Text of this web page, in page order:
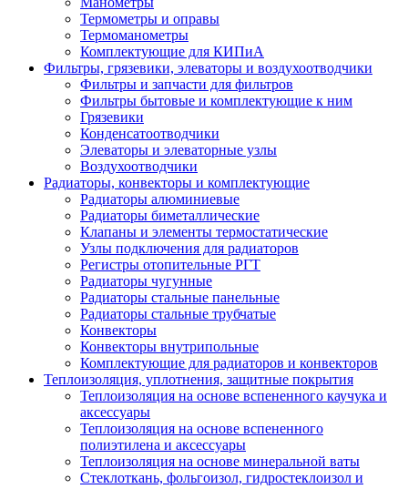
Термометры и оправы
Термоманометры
Комплектующие для КИПиА
Фильтры, грязевики, элеваторы и воздухоотводчики
Фильтры и запчасти для фильтров
Фильтры бытовые и комплектующие к ним
Грязевики
Конденсатоотводчики
Элеваторы и элеваторные узлы
Воздухоотводчики
Радиаторы, конвекторы и комплектующие
Радиаторы алюминиевые
Радиаторы биметаллические
Клапаны и элементы термостатические
Узлы подключения для радиаторов
Регистры отопительные РГТ
Радиаторы чугунные
Радиаторы стальные панельные
Радиаторы стальные трубчатые
Конвекторы
Конвекторы внутрипольные
Комплектующие для радиаторов и конвекторов
Теплоизоляция, уплотнения, защитные покрытия
Теплоизоляция на основе вспененного каучука и
аксессуары
Теплоизоляция на основе вспененного
полиэтилена и аксессуары
Теплоизоляция на основе минеральной ваты
Стеклоткань, фольгоизол, гидростеклоизол и